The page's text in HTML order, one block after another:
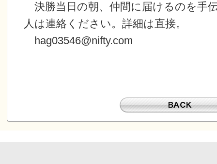
決勝当日の朝、仲間に届けるのを手
人は連絡ください。詳細は直接。
hag03546@nifty.com